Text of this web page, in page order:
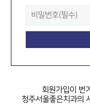
회원가입이 번
청주서울좋은치과의